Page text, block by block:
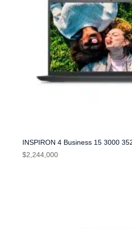
INSPIRON 4 Business 15 3000
$2,244,000